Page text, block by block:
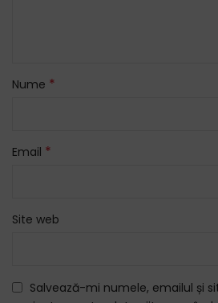
Nume *
Email *
Site web
Salvează-mi numele, emailul și